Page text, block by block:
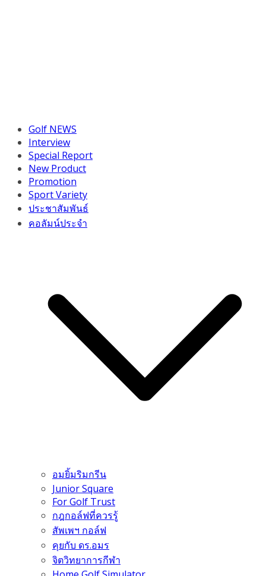
Golf NEWS
Interview
Special Report
New Product
Promotion
Sport Variety
ประชาสัมพันธ์
คอลัมน์ประจำ
อมยิ้มริมกรีน
Junior Square
For Golf Trust
กฎกอล์ฟที่ควรรู้
สัพเพฯ กอล์ฟ
คุยกับ ดร.อมร
จิตวิทยาการกีฬา